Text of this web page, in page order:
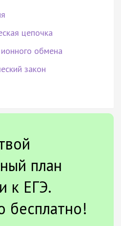
цепочка
обмена
закон
план
к ЕГЭ.
бесплатно!